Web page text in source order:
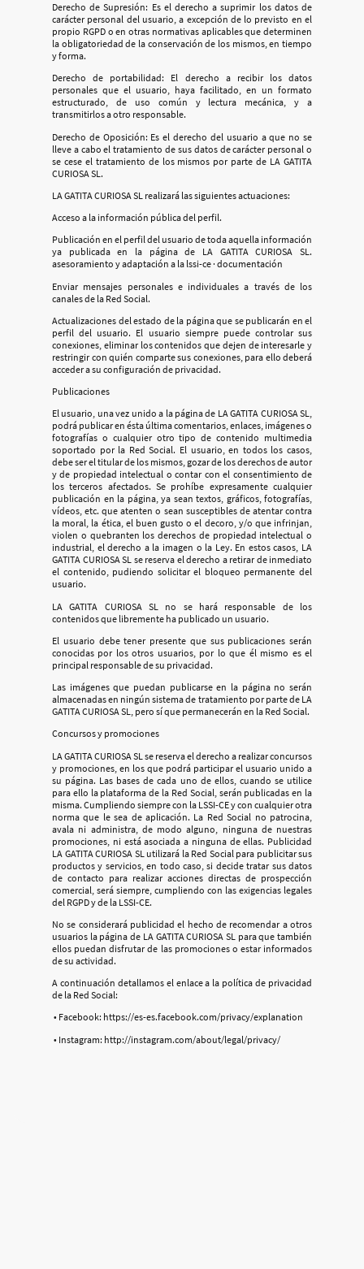
Derecho de Supresión: Es el derecho a suprimir los datos de
carácter personal del usuario, a excepción de lo previsto en el
propio RGPD o en otras normativas aplicables que determinen
la obligatoriedad de la conservación de los mismos, en tiempo
y forma.
Derecho de portabilidad: El derecho a recibir los datos
personales que el usuario, haya facilitado, en un formato
estructurado, de uso común y lectura mecánica, y a
transmitirlos a otro responsable.
Derecho de Oposición: Es el derecho del usuario a que no se
lleve a cabo el tratamiento de sus datos de carácter personal o
se cese el tratamiento de los mismos por parte de LA GATITA
CURIOSA SL.
LA GATITA CURIOSA SL realizará las siguientes actuaciones:
Acceso a la información pública del perfil.
Publicación en el perfil del usuario de toda aquella información
ya publicada en la página de LA GATITA CURIOSA SL.
asesoramiento y adaptación a la lssi-ce · documentación
Enviar mensajes personales e individuales a través de los
canales de la Red Social.
Actualizaciones del estado de la página que se publicarán en el
perfil del usuario. El usuario siempre puede controlar sus
conexiones, eliminar los contenidos que dejen de interesarle y
restringir con quién comparte sus conexiones, para ello deberá
acceder a su configuración de privacidad.
Publicaciones
El usuario, una vez unido a la página de LA GATITA CURIOSA SL,
podrá publicar en ésta última comentarios, enlaces, imágenes o
fotografías o cualquier otro tipo de contenido multimedia
soportado por la Red Social. El usuario, en todos los casos,
debe ser el titular de los mismos, gozar de los derechos de autor
y de propiedad intelectual o contar con el consentimiento de
los terceros afectados. Se prohíbe expresamente cualquier
publicación en la página, ya sean textos, gráficos, fotografías,
vídeos, etc. que atenten o sean susceptibles de atentar contra
la moral, la ética, el buen gusto o el decoro, y/o que infrinjan,
violen o quebranten los derechos de propiedad intelectual o
industrial, el derecho a la imagen o la Ley. En estos casos, LA
GATITA CURIOSA SL se reserva el derecho a retirar de inmediato
el contenido, pudiendo solicitar el bloqueo permanente del
usuario.
LA GATITA CURIOSA SL no se hará responsable de los
contenidos que libremente ha publicado un usuario.
El usuario debe tener presente que sus publicaciones serán
conocidas por los otros usuarios, por lo que él mismo es el
principal responsable de su privacidad.
Las imágenes que puedan publicarse en la página no serán
almacenadas en ningún sistema de tratamiento por parte de LA
GATITA CURIOSA SL, pero sí que permanecerán en la Red Social.
Concursos y promociones
LA GATITA CURIOSA SL se reserva el derecho a realizar concursos
y promociones, en los que podrá participar el usuario unido a
su página. Las bases de cada uno de ellos, cuando se utilice
para ello la plataforma de la Red Social, serán publicadas en la
misma. Cumpliendo siempre con la LSSI-CE y con cualquier otra
norma que le sea de aplicación. La Red Social no patrocina,
avala ni administra, de modo alguno, ninguna de nuestras
promociones, ni está asociada a ninguna de ellas. Publicidad
LA GATITA CURIOSA SL utilizará la Red Social para publicitar sus
productos y servicios, en todo caso, si decide tratar sus datos
de contacto para realizar acciones directas de prospección
comercial, será siempre, cumpliendo con las exigencias legales
del RGPD y de la LSSI-CE.
No se considerará publicidad el hecho de recomendar a otros
usuarios la página de LA GATITA CURIOSA SL para que también
ellos puedan disfrutar de las promociones o estar informados
de su actividad.
A continuación detallamos el enlace a la política de privacidad
de la Red Social:
• Facebook: https://es-es.facebook.com/privacy/explanation
• Instagram: http://instagram.com/about/legal/privacy/